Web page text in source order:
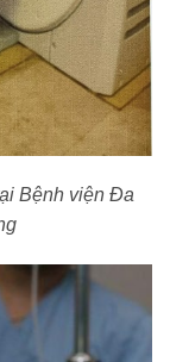
Bệnh viện Đa